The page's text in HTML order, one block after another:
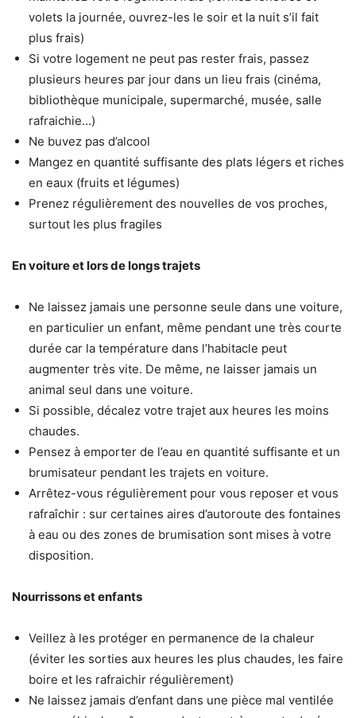
volets la journée, ouvrez-les le soir et la nuit s’il fait
plus frais)
Si votre logement ne peut pas rester frais, passez
plusieurs heures par jour dans un lieu frais (cinéma,
bibliothèque municipale, supermarché, musée, salle
rafraichie…)
Ne buvez pas d’alcool
Mangez en quantité suffisante des plats légers et riches
en eaux (fruits et légumes)
Prenez régulièrement des nouvelles de vos proches,
surtout les plus fragiles
En voiture et lors de longs trajets
Ne laissez jamais une personne seule dans une voiture,
en particulier un enfant, même pendant une très courte
durée car la température dans l’habitacle peut
augmenter très vite. De même, ne laisser jamais un
animal seul dans une voiture.
Si possible, décalez votre trajet aux heures les moins
chaudes.
Pensez à emporter de l’eau en quantité suffisante et un
brumisateur pendant les trajets en voiture.
Arrêtez-vous régulièrement pour vous reposer et vous
rafraîchir : sur certaines aires d’autoroute des fontaines
à eau ou des zones de brumisation sont mises à votre
disposition.
Nourrissons et enfants
Veillez à les protéger en permanence de la chaleur
(éviter les sorties aux heures les plus chaudes, les faire
boire et les rafraichir régulièrement)
Ne laissez jamais d’enfant dans une pièce mal ventilée